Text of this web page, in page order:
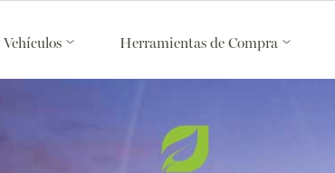
Vehículos Herramientas de Compra